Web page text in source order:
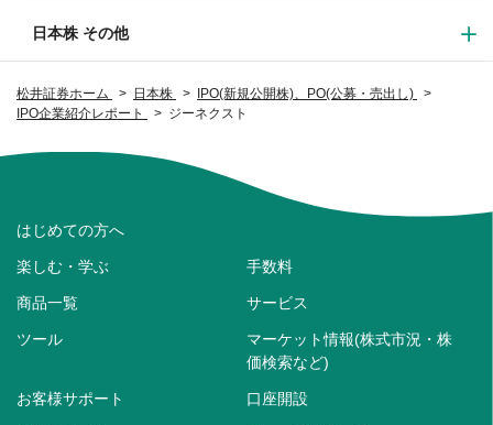
松井証券ホーム 日本株
IPO(新規公開株)、PO(公募・売出し)
IPO企業紹介レポート
ジーネクスト
日本株 その他
はじめての方へ
楽しむ・学ぶ 手数料
商品一覧 サービス
ツール
マーケット情報(株式市況・株
価検索など)
お客様サポート 口座開設